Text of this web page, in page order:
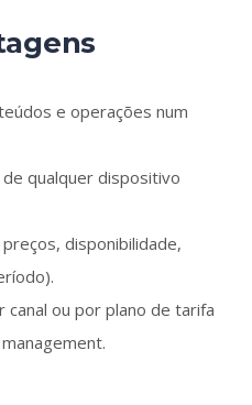
e operações num
qualquer dispositivo
disponibilidade,
canal ou por plano de tarifa